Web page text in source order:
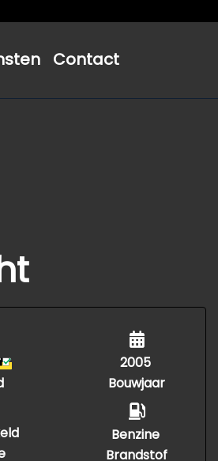
Contact
2005
Bouwjaar
Benzine
Brandstof